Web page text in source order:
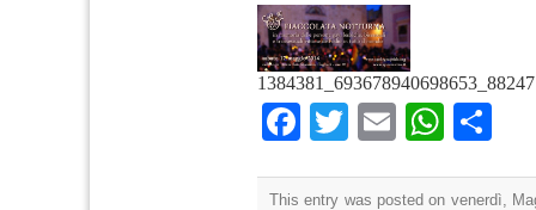
Facebook
Twitter
Email
This entry was posted on venerdì,